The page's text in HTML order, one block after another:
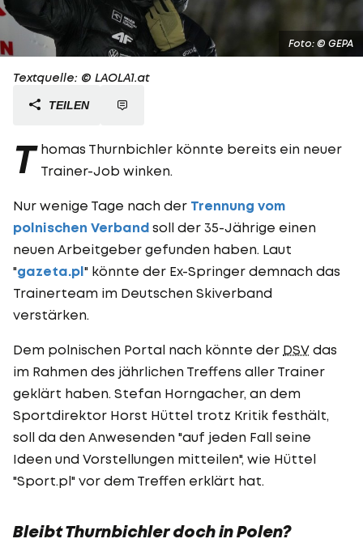
Foto: © GEPA
Textquelle: © LAOLA1.at
TEILEN
T homas Thurnbichler könnte bereits ein neuer
Trainer-Job winken.
Nur wenige Tage nach der Trennung vom
polnischen Verband soll der 35-Jährige einen
neuen Arbeitgeber gefunden haben. Laut
"gazeta.pl" könnte der Ex-Springer demnach das
Trainerteam im Deutschen Skiverband
verstärken.
Dem polnischen Portal nach könnte der DSV das
im Rahmen des jährlichen Treffens aller Trainer
geklärt haben. Stefan Horngacher, an dem
Sportdirektor Horst Hüttel trotz Kritik festhält,
soll da den Anwesenden "auf jeden Fall seine
Ideen und Vorstellungen mitteilen", wie Hüttel
"Sport.pl" vor dem Treffen erklärt hat.
Bleibt Thurnbichler doch in Polen?